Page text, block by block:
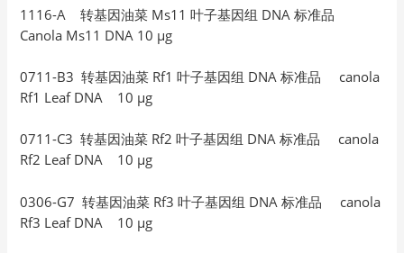
1116-A 转基因油菜 Ms11 叶子基因组 DNA 标准品
Canola Ms11 DNA 10 µg
0711-B3 转基因油菜 Rf1 叶子基因组 DNA 标准品 canola
Rf1 Leaf DNA 10 µg
0711-C3 转基因油菜 Rf2 叶子基因组 DNA 标准品 canola
Rf2 Leaf DNA 10 µg
0306-G7 转基因油菜 Rf3 叶子基因组 DNA 标准品 canola
Rf3 Leaf DNA 10 µg